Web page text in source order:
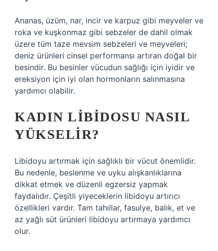
Ananas, üzüm, nar, incir ve karpuz gibi meyveler ve
roka ve kuşkonmaz gibi sebzeler de dahil olmak
üzere tüm taze mevsim sebzeleri ve meyveleri;
deniz ürünleri cinsel performansı artıran doğal bir
besindir. Bu besinler vücudun sağlığı için iyidir ve
ereksiyon için iyi olan hormonların salınmasına
yardımcı olabilir.
KADIN LIBIDOSU NASIL
YÜKSELIR?
Libidoyu artırmak için sağlıklı bir vücut önemlidir.
Bu nedenle, beslenme ve uyku alışkanlıklarına
dikkat etmek ve düzenli egzersiz yapmak
faydalıdır. Çeşitli yiyeceklerin libidoyu artırıcı
özellikleri vardır. Tam tahıllar, fasulye, balık, et ve
az yağlı süt ürünleri libidoyu artırmaya yardımcı
olur.